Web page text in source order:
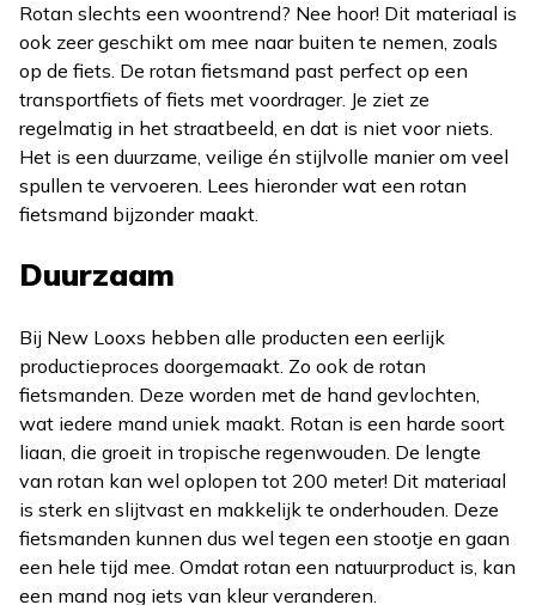
Rotan slechts een woontrend? Nee hoor! Dit materiaal is
ook zeer geschikt om mee naar buiten te nemen, zoals
op de fiets. De rotan fietsmand past perfect op een
transportfiets of fiets met voordrager. Je ziet ze
regelmatig in het straatbeeld, en dat is niet voor niets.
Het is een duurzame, veilige én stijlvolle manier om veel
spullen te vervoeren. Lees hieronder wat een rotan
fietsmand bijzonder maakt.
Duurzaam
Bij New Looxs hebben alle producten een eerlijk
productieproces doorgemaakt. Zo ook de rotan
fietsmanden. Deze worden met de hand gevlochten,
wat iedere mand uniek maakt. Rotan is een harde soort
liaan, die groeit in tropische regenwouden. De lengte
van rotan kan wel oplopen tot 200 meter! Dit materiaal
is sterk en slijtvast en makkelijk te onderhouden. Deze
fietsmanden kunnen dus wel tegen een stootje en gaan
een hele tijd mee. Omdat rotan een natuurproduct is, kan
een mand nog iets van kleur veranderen.